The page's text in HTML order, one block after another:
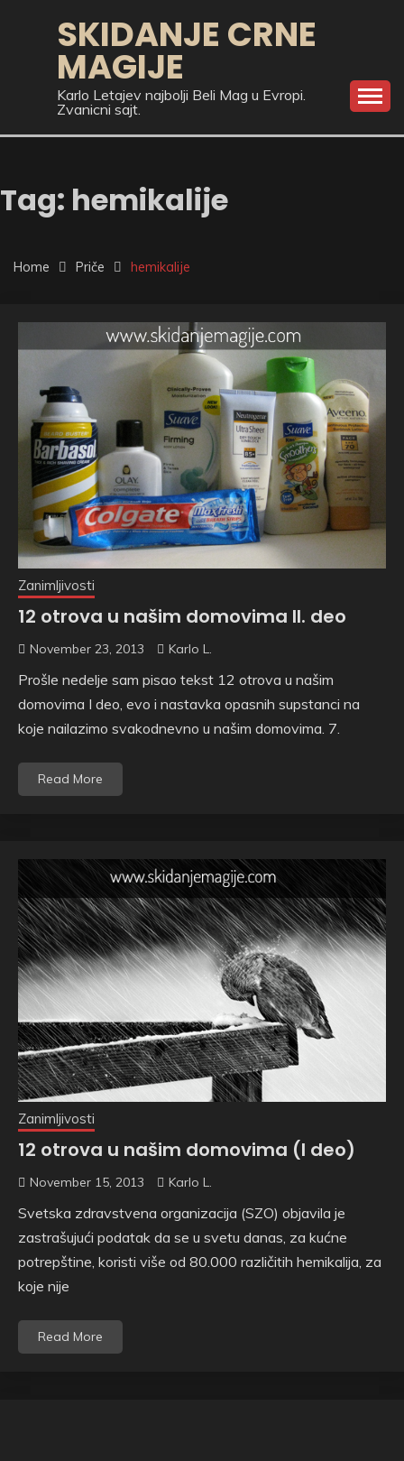
SKIDANJE CRNE
MAGIJE
Karlo Letajev najbolji Beli Mag u Evropi.
Zvanicni sajt.
Tag: hemikalije
Home Priče hemikalije
Zanimljivosti
12 otrova u našim domovima II. deo
November 23, 2013 Karlo L.
Prošle nedelje sam pisao tekst 12 otrova u našim
domovima I deo, evo i nastavka opasnih supstanci na
koje nailazimo svakodnevno u našim domovima. 7.
Read More
Zanimljivosti
12 otrova u našim domovima (I deo)
November 15, 2013 Karlo L.
Svetska zdravstvena organizacija (SZO) objavila je
zastrašujući podatak da se u svetu danas, za kućne
potrepštine, koristi više od 80.000 različitih hemikalija, za
koje nije
Read More